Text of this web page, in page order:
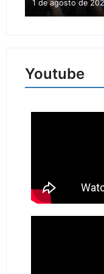
1 de agosto de
Youtube